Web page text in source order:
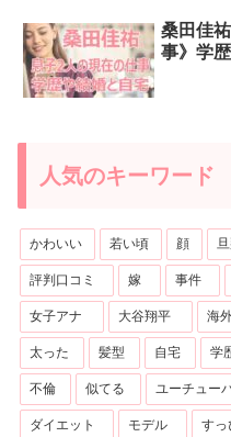
桑田佳
事》学
人気のキーワード
かわいい 若い頃 顔
評判口コミ 嫁 事件
女子アナ 大谷翔平 海
太った 髪型 自宅 学
不倫 似てる ユーチュー
ダイエット モデル すっ